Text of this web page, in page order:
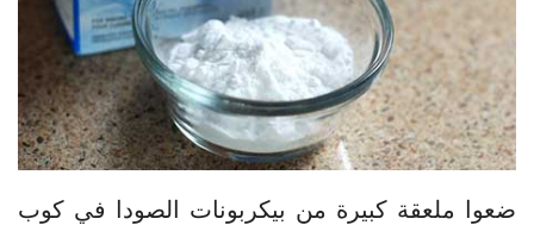
ضعوا ملعقة كبيرة من بيكربونات الصودا في كوب